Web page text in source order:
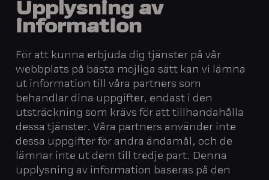
Upplysning av
information
För att kunna erbjuda dig tjänster på vår
webbplats på bästa möjliga sätt kan vi lämna
ut information till våra partners som
behandlar dina uppgifter, endast i den
utsträckning som krävs för att tillhandahålla
dessa tjänster. Våra partners använder inte
dessa uppgifter för andra ändamål, och de
lämnar inte ut dem till tredje part. Denna
upplysning av information baseras på den